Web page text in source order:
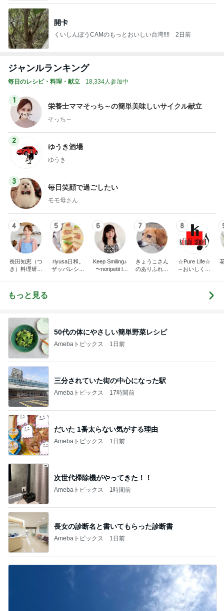
開卡
くいしんぼうCAMのもっとおいしい台湾!!!! 2日前
ジャンルランキング
毎日のレシピ・料理・献立 18,334人参加中
1
栄養士ママそっち～の簡単美味しいサイクル献立
そっち～
2
ゆうき酒場
ゆうき
3
毎日笑顔で過ごしたい
モモ母さん
4
長田知恵（つ
き）料理研究
キッチンアイ
テム」
5
riyusa日和。
ザッパレシピ
6
Keep Smiling♪
〜noripetit lif
7
きょうこさん
のありふれた
8
☆Pure Life☆
～おいしく、
もっと見る
50代の体にやさしい簡単野菜レシピ
Amebaトピックス 1日前
三分されていた街の中心になった駅
Amebaトピックス 17時間前
だいた 1番太らない気がする理由
Amebaトピックス 1日前
次世代掃除機がやってきた！！
Amebaトピックス 1時間前
長女の診断名と書いてもらった診断書
Amebaトピックス 1日前